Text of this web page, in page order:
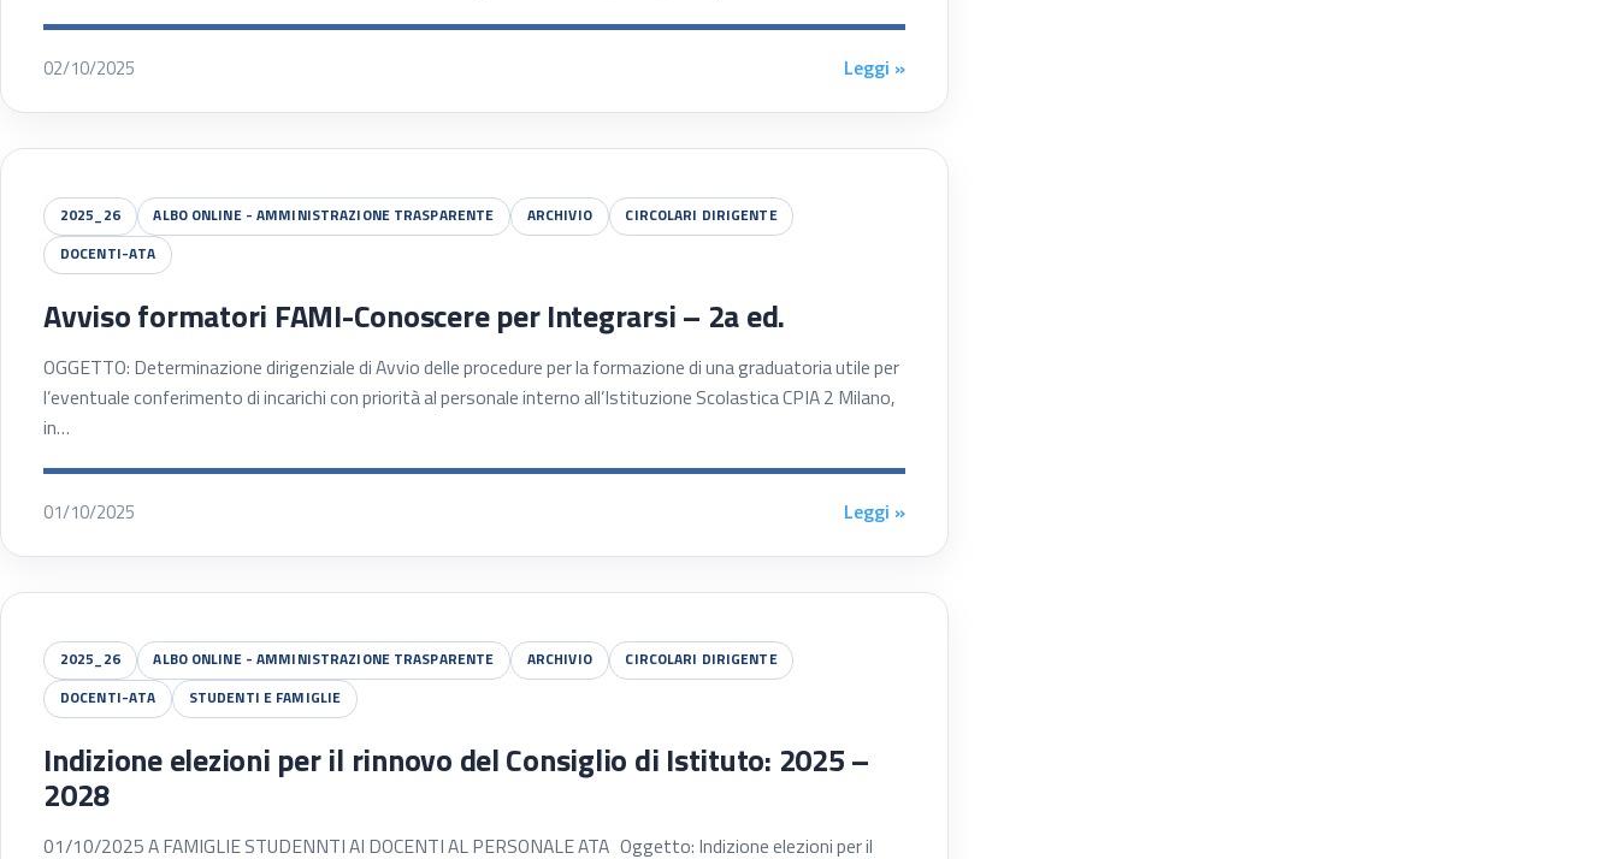
02/10/2025 Leggi »
2025_26 ALBO ONLINE - AMMINISTRAZIONE TRASPARENTE ARCHIVIO
CIRCOLARI DIRIGENTE
DOCENTI-ATA
Avviso formatori FAMI-Conoscere per Integrarsi – 2a ed.
OGGETTO: Determinazione dirigenziale di Avvio delle procedure per la formazione di una graduatoria utile per
l’eventuale conferimento di incarichi con priorità al personale interno all’Istituzione Scolastica CPIA 2 Milano,
in…
01/10/2025 Leggi »
2025_26 ALBO ONLINE - AMMINISTRAZIONE TRASPARENTE ARCHIVIO
CIRCOLARI DIRIGENTE
DOCENTI-ATA
STUDENTI E FAMIGLIE
Indizione elezioni per il rinnovo del Consiglio di Istituto: 2025 –
2028
01/10/2025 A FAMIGLIE STUDENNTI AI DOCENTI AL PERSONALE ATA Oggetto: Indizione elezioni per il